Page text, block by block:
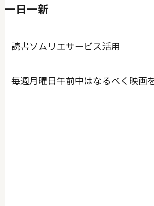
一日一新
読書ソムリエサービス活用
毎週月曜日午前中はなるべく映画